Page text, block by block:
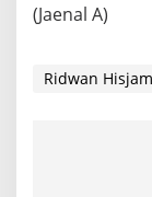
(Jaenal A)
Ridwan Hisjam